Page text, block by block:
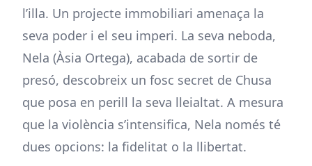
l’illa. Un projecte immobiliari amenaça la
seva poder i el seu imperi. La seva neboda,
Nela (Àsia Ortega), acabada de sortir de
presó, descobreix un fosc secret de Chusa
que posa en perill la seva lleialtat. A mesura
que la violència s’intensifica, Nela només té
dues opcions: la fidelitat o la llibertat.